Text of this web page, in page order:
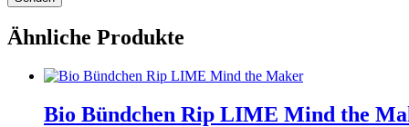
Ähnliche Produkte
Bio Bündchen Rip LIME Mind the